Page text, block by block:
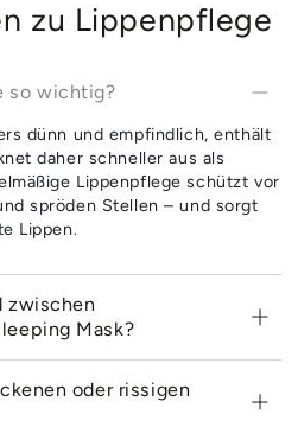
zu Lippenpflege
so wichtig?
dünn und empfindlich, enthält
daher schneller aus als
Lippenpflege schützt vor
spröden Stellen – und sorgt
Lippen.
zwischen
Mask?
oder rissigen